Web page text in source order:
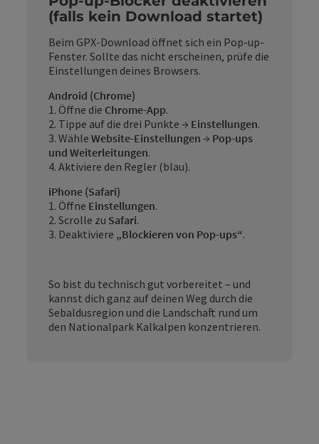
(falls kein Download startet)
Beim GPX-Download öffnet sich ein Pop-up-
Fenster. Sollte das nicht erscheinen, prüfe die
Einstellungen deines Browsers.
Android (Chrome)
1. Öffne die Chrome-App.
2. Tippe auf die drei Punkte → Einstellungen.
3. Wähle Website-Einstellungen → Pop-ups
und Weiterleitungen.
4. Aktiviere den Regler (blau).
iPhone (Safari)
1. Öffne Einstellungen.
2. Scrolle zu Safari.
3. Deaktiviere „Blockieren von Pop-ups“.
So bist du technisch gut vorbereitet – und
kannst dich ganz auf deinen Weg durch die
Sebaldusregion und die Landschaft rund um
den Nationalpark Kalkalpen konzentrieren.